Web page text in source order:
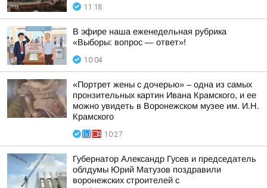
11:18
В эфире наша еженедельная рубрика
«Выборы: вопрос — ответ»!
10:04
«Портрет жены с дочерью» – одна из самых
пронзительных картин Ивана Крамского, и ее
можно увидеть в Воронежском музее им. И.Н.
Крамского
10:27
Губернатор Александр Гусев и председатель
облдумы Юрий Матузов поздравили
воронежских строителей с